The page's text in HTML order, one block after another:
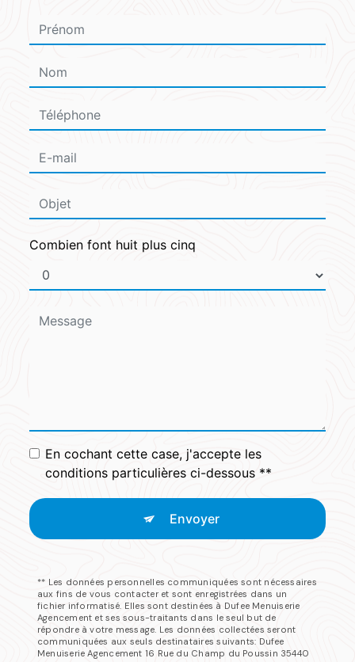
Combien font huit plus cinq
En cochant cette case, j'accepte les
conditions particulières ci-dessous **
Envoyer
** Les données personnelles communiquées sont nécessaires
aux fins de vous contacter et sont enregistrées dans un
fichier informatisé. Elles sont destinées à Dufee Menuiserie
Agencement et ses sous-traitants dans le seul but de
répondre à votre message. Les données collectées seront
communiquées aux seuls destinataires suivants: Dufee
Menuiserie Agencement 16 Rue du Champ du Poussin 35440